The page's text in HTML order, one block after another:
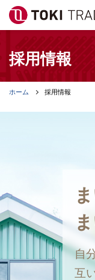
採用情報
ホーム 採用情報
自
互